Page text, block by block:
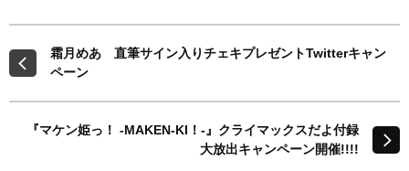
霜月めあ 直筆サイン入りチェキプレゼントTwitterキャン
ペーン
『マケン姫っ！ -MAKEN‐KI！-』クライマックスだよ付録
大放出キャンペーン開催!!!!